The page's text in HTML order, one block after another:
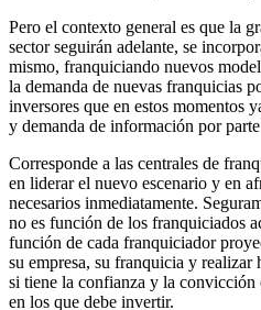
Pero el contexto general es que la
sector seguirán adelante, se
mismo, franquiciando nuevos
la demanda de nuevas franquicias
inversores que en estos momentos
y demanda de información por
Corresponde a las centrales de
en liderar el nuevo escenario y en
necesarios inmediatamente.
no es función de los franquiciados
función de cada franquiciador
su empresa, su franquicia y realizar
si tiene la confianza y la convicción
en los que debe invertir.